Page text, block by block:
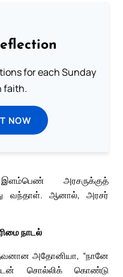
for each Sunday
faith.
NOW
அரசருக்குத்
வந்தாள். ஆனால், அரசர்
நாடல்
அதோனியா, “நானே
சொல்லிக் கொண்டு